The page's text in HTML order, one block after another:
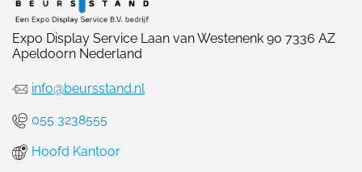
Expo Display Service Laan van Westenenk 90 7336 AZ
Apeldoorn Nederland
info@beursstand.nl
055 3238555
Hoofd Kantoor